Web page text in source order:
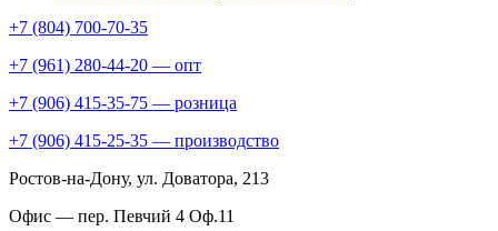
+7 (804) 700-70-35
+7 (961) 280-44-20 — опт
+7 (906) 415-35-75 — розница
+7 (906) 415-25-35 — производство
Ростов-на-Дону, ул. Доватора, 213
Офис — пер. Певчий 4 Оф.11